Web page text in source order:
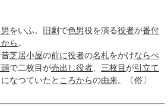
をいふ。 旧劇 で色男役を演る役者が番付
ら 。
昔芝居小屋の前に役者の名札をかけならべ
で二枚目が売出し役者 三枚目が引立て
なつていたと ころからの由来。〔俗〕